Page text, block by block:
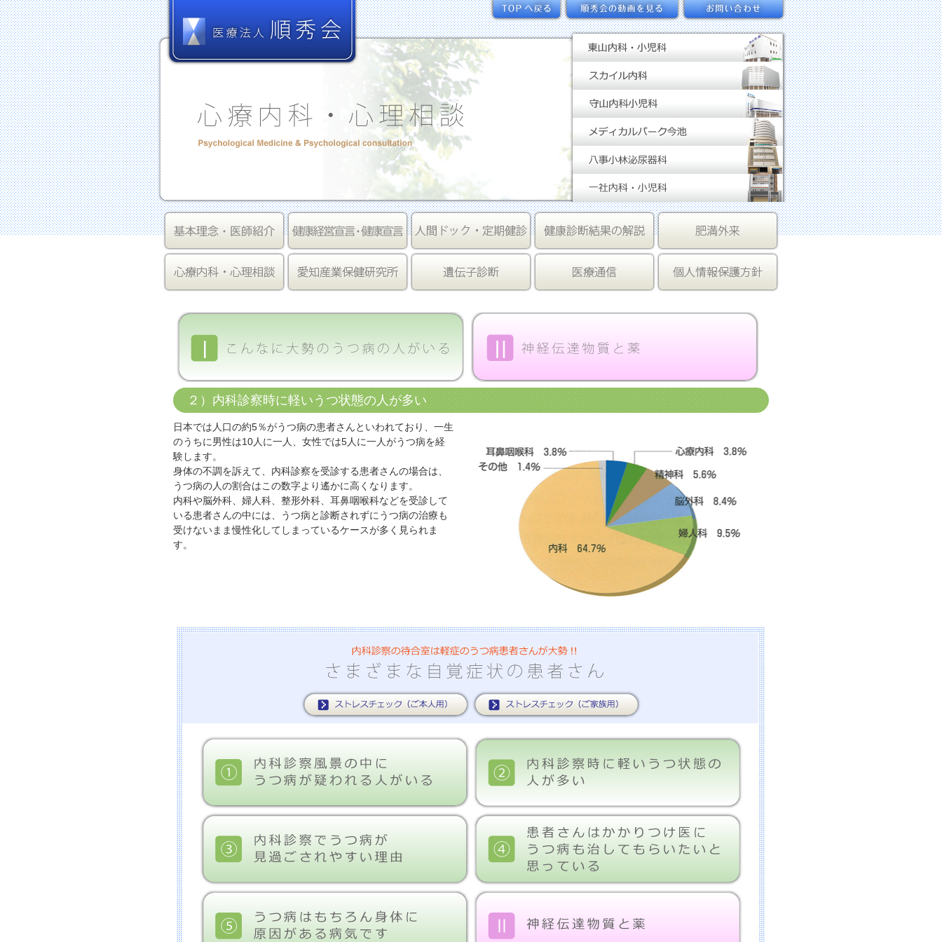
２）内科診察時に軽いうつ状態の人が多い
日本では人口の約5％がうつ病の患者さんといわれており、一生
のうちに男性は10人に一人、女性では5人に一人がうつ病を経
験します。
身体の不調を訴えて、内科診察を受診する患者さんの場合は、
うつ病の人の割合はこの数字より遙かに高くなります。
内科や脳外科、婦人科、整形外科、耳鼻咽喉科などを受診して
いる患者さんの中には、うつ病と診断されずにうつ病の治療も
受けないまま慢性化してしまっているケースが多く見られま
す。